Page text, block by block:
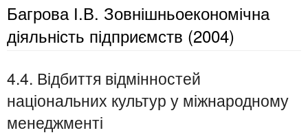
Багрова І.В. Зовнішньоекономічна
діяльність підприємств (2004)
4.4. Відбиття відмінностей
національних культур у міжнародному
менеджменті